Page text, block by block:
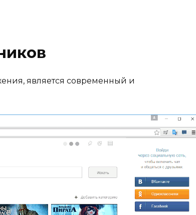
является современный и